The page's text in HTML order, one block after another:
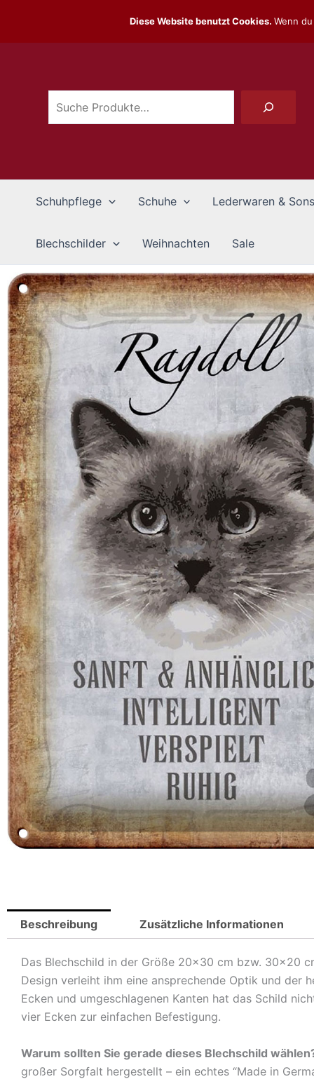
springen Suchen
Schuhpflege Schuhe Lederwaren &
Blechschilder Weihnachten Sale
Beschreibung Zusätzliche Informationen
Das Blechschild in der Größe 20×30 cm bzw. 30×20
Design verleiht ihm eine ansprechende Optik und der
Ecken und umgeschlagenen Kanten hat das Schild
vier Ecken zur einfachen Befestigung.
Warum sollten Sie gerade dieses Blechschild
großer Sorgfalt hergestellt – ein echtes “Made in
Diese Website benutzt Cookies. Wenn